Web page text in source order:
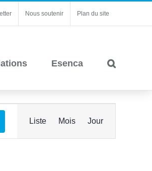
Nous soutenir Plan du site
Esenca
de
vues
Liste Mois Jour